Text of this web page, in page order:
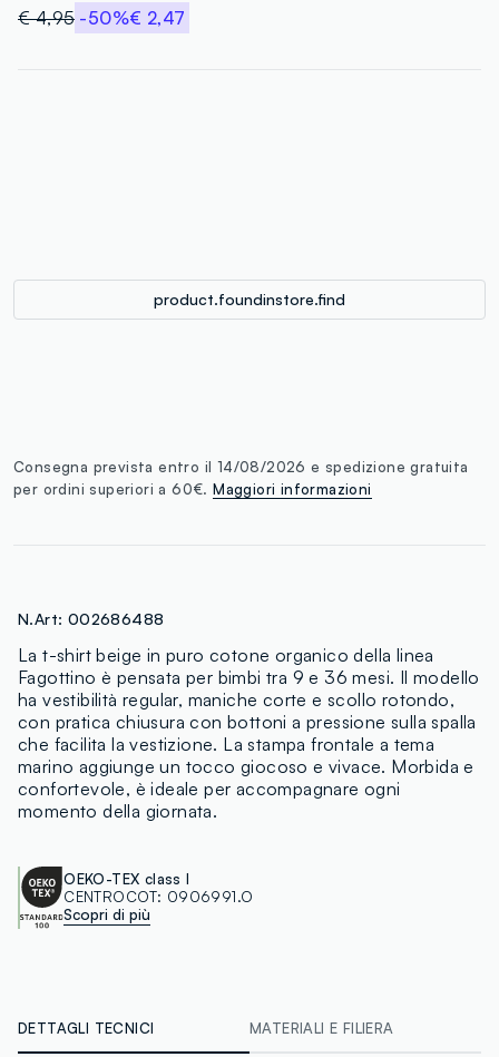
€ 4,95 -50%€ 2,47
product.foundinstore.find
Consegna prevista entro il 14/08/2026 e spedizione gratuita
per ordini superiori a 60€.Maggiori informazioni
N.Art: 002686488
La t-shirt beige in puro cotone organico della linea
Fagottino è pensata per bimbi tra 9 e 36 mesi. Il modello
ha vestibilità regular, maniche corte e scollo rotondo,
con pratica chiusura con bottoni a pressione sulla spalla
che facilita la vestizione. La stampa frontale a tema
marino aggiunge un tocco giocoso e vivace. Morbida e
confortevole, è ideale per accompagnare ogni
momento della giornata.
OEKO-TEX class I
CENTROCOT: 0906991.O
Scopri di più
DETTAGLI TECNICI MATERIALI E FILIERA